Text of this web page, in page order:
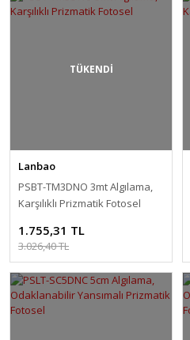
TÜKENDİ
Lanbao
PSBT-TM3DNO 3mt Algılama,
Karşılıklı Prizmatik Fotosel
1.755,31 TL
3.026,40 TL